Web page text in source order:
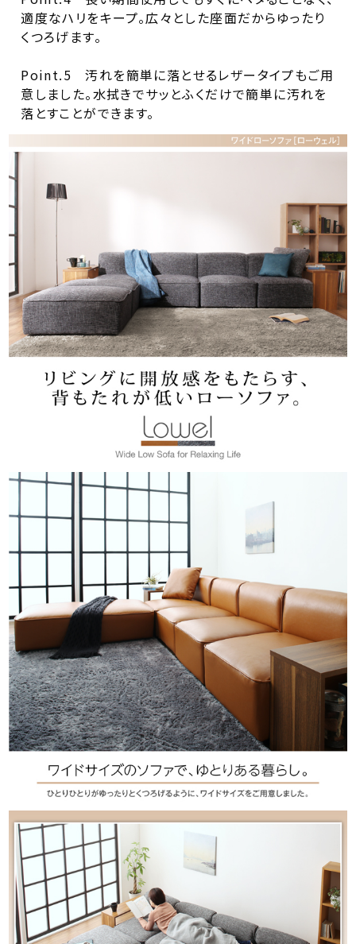
適度なハリをキープ。広々とした座面だからゆったり
くつろげます。
Point.5 汚れを簡単に落とせるレザータイプもご用
意しました。水拭きでサッとふくだけで簡単に汚れを
落とすことができます。